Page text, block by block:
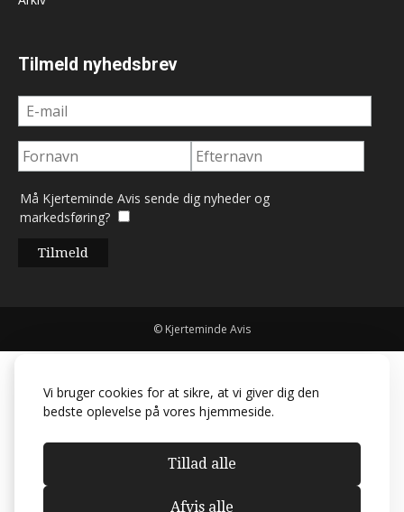
Vi bruger cookies for at sikre, at vi giver dig den
bedste oplevelse på vores hjemmeside.
Tillad alle
Afvis alle
Tilmeld nyhedsbrev
Må Kjerteminde Avis sende dig nyheder og
markedsføring?
© Kjerteminde Avis